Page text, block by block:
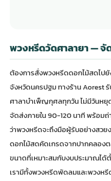
พวงหรีดวัดศาลายา —
ต้องการสั่งพวงหรีดดอกไม้สดไป
จังหวัดนครปฐม ทางร้าน Aorest
ศาลาบำเพ็ญกุศลทุกวัน ไม่มีวันหยุ
จัดส่งภายใน 90-120 นาที พร้อม
ว่าพวงหรีดจะถึงมือผู้รับอย่างสวย
ดอกไม้สดคัดเกรดจากปากคลอง
ขนาดที่เหมาะสมกับงบประมาณได้
เรามีทั้งพวงหรีดพัดลมและพวงห